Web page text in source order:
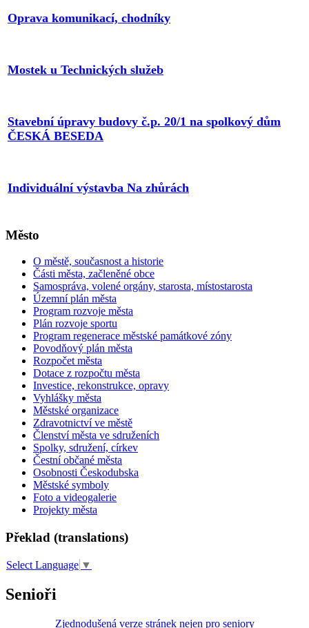
Oprava komunikací, chodníky
Mostek u Technických služeb
Stavební úpravy budovy č.p. 20/1 na spolkový dům
ČESKÁ BESEDA
Individuální výstavba Na zhůrách
Město
O městě, současnost a historie
Části města, začleněné obce
Samospráva, volené orgány, starosta, místostarosta
Územní plán města
Program rozvoje města
Plán rozvoje sportu
Program regenerace městské památkové zóny
Povodňový plán města
Rozpočet města
Dotace z rozpočtu města
Investice, rekonstrukce, opravy
Vyhlášky města
Městské organizace
Zdravotnictví ve městě
Členství města ve sdruženích
Spolky, sdružení, církev
Čestní občané města
Osobnosti Českodubska
Městské symboly
Foto a videogalerie
Projekty města
Překlad (translations)
Select Language ▼
Senioři
Zjednodušená verze stránek nejen pro seniory